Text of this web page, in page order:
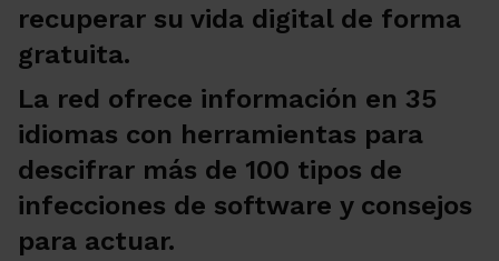
recuperar su vida digital de forma
gratuita.
La red ofrece información en 35
idiomas con herramientas para
descifrar más de 100 tipos de
infecciones de software y consejos
para actuar.